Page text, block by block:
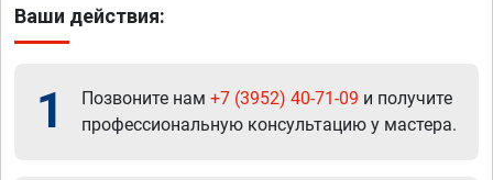
Ваши действия:
1 Позвоните нам +7 (3952) 40-71-09 и получите
профессиональную консультацию у мастера.